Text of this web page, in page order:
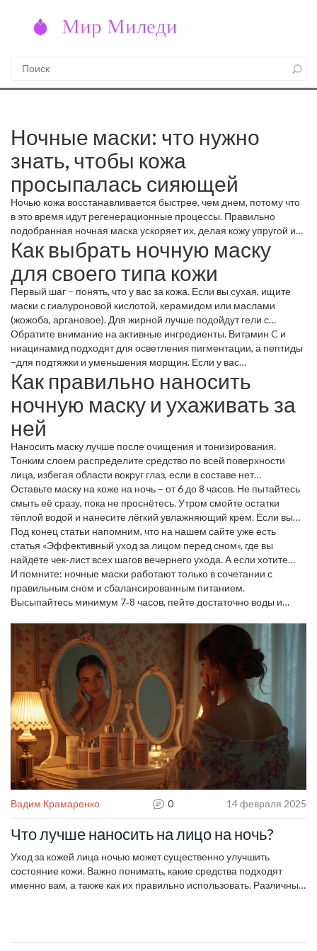
Ночные маски: что нужно
знать, чтобы кожа
просыпалась сияющей
Ночью кожа восстанавливается быстрее, чем днем, потому что
в это время идут регенерационные процессы. Правильно
подобранная ночная маска ускоряет их, делая кожу упругой и
свежей уже к утру. В этой статье разберём, какие типы масок
существуют, как подобрать идеальный вариант под свой тип
кожи и как нанести её без ошибок.
Как выбрать ночную маску
для своего типа кожи
Первый шаг – понять, что у вас за кожа. Если вы сухая, ищите
маски с гиалуроновой кислотой, керамидом или маслами
(жожоба, аргановое). Для жирной лучше подойдут гели с
салициловой кислотой или гелевые формулы без масел,
которые не забивают поры. Комбинированная кожа обычно
реагирует на лёгкие гелевые маски в Т‑зоне и более
питательные в зонах сухости.
Обратите внимание на активные ингредиенты. Витамин C и
ниацинамид подходят для осветления пигментации, а пептиды
–для подтяжки и уменьшения морщин. Если у вас
чувствительная кожа, выбирайте гипоаллергенные формулы
без отдушек и красителей.
Как правильно наносить
ночную маску и ухаживать за
ней
Наносить маску лучше после очищения и тонизирования.
Тонким слоем распределите средство по всей поверхности
лица, избегая области вокруг глаз, если в составе нет
специальных компонентов для этой зоны. Если маска густая, её
можно слегка размять пальцами, чтобы она лучше впиталась.
Оставьте маску на коже на ночь – от 6 до 8 часов. Не пытайтесь
смыть её сразу, пока не проснётесь. Утром смойте остатки
тёплой водой и нанесите лёгкий увлажняющий крем. Если вы
часто используете маску, чередуйте её с обычным ночным
кремом, чтобы кожа не привыкала к одному типу ухода.
Под конец статьи напомним, что на нашем сайте уже есть
статья «Эффективный уход за лицом перед сном», где вы
найдёте чек‑лист всех шагов вечернего ухода. А если хотите
узнать, какие маски подходят для конкретных проблем,
загляните в наш обзор «Домашний бьюти‑уход: какие
процедуры можно делать в квартире» – там есть сравнение
И помните: ночные маски работают только в сочетании с
правильным сном и сбалансированным питанием.
Высыпайтесь минимум 7‑8 часов, пейте достаточно воды и
потребностям. Тогда ваша кожа будет благодарна, а вы
проснётесь с ощущением лёгкости и свежести.
Вадим Крамаренко 0 14 февраля 2025
Что лучше наносить на лицо на ночь?
Уход за кожей лица ночью может существенно улучшить
состояние кожи. Важно понимать, какие средства подходят
именно вам, а также как их правильно использовать. Различные
Правильный ночной уход помогает сохранить молодость и